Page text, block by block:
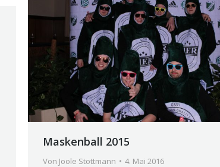
Maskenball 2015
Von Joole Stottmann 4. Mai 2016